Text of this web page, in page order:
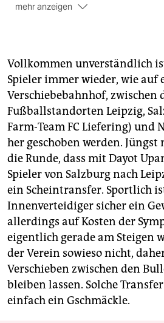
mehr anzeigen
sie unterleipzig@taz.de
Vollkommen unverständlich
Spieler immer wieder, wie auf
Verschiebebahnhof, zwischen
Fußballstandorten Leipzig,
Farm-Team FC Liefering) und
her geschoben werden. Jüngst
die Runde, dass mit Dayot
Spieler von Salzburg nach
ein Scheintransfer. Sportlich
Innenverteidiger sicher ein
allerdings auf Kosten der
eigentlich gerade am Steigen
der Verein sowieso nicht,
Verschieben zwischen den
bleiben lassen. Solche
einfach ein Gschmäckle.